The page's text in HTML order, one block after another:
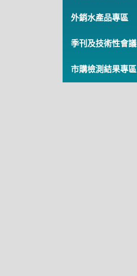
外銷水產品專區
季刊及技術性會議
市購檢測結果專區